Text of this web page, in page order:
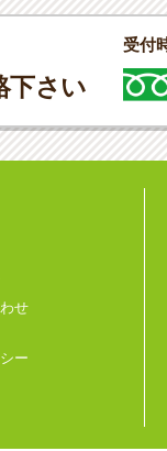
下さい
受付
せ
ー